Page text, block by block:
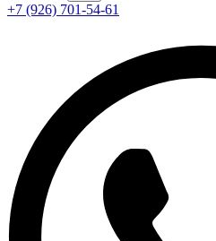
+7 (926) 701-54-61